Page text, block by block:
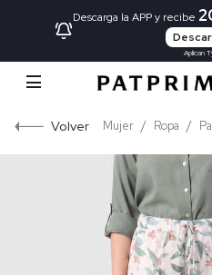
Descarga la APP y recibe
Aplican
Volver Mujer Ropa